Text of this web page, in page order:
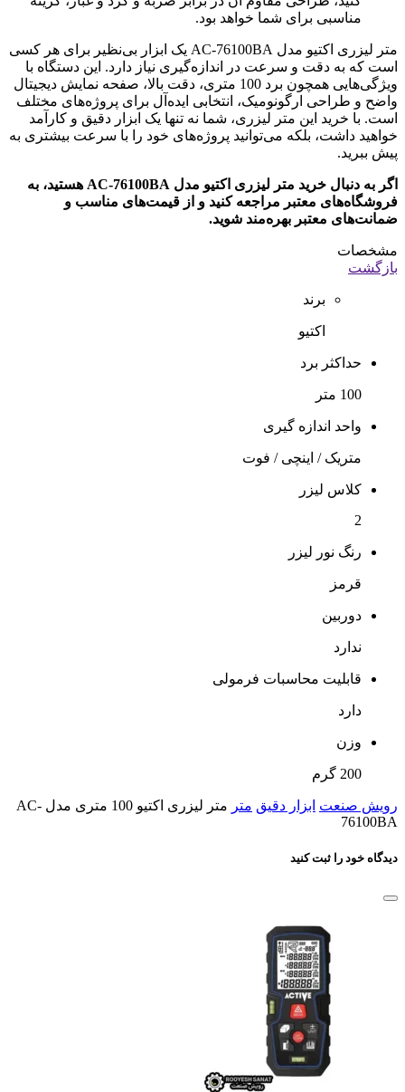
مناسبی برای شما خواهد بود.
متر لیزری اکتیو مدل AC-76100BA یک ابزار بی‌نظیر برای هر کسی
است که به دقت و سرعت در اندازه‌گیری نیاز دارد. این دستگاه با
ویژگی‌هایی همچون برد 100 متری، دقت بالا، صفحه نمایش دیجیتال
واضح و طراحی ارگونومیک، انتخابی ایده‌آل برای پروژه‌های مختلف
است. با خرید این متر لیزری، شما نه تنها یک ابزار دقیق و کارآمد
خواهید داشت، بلکه می‌توانید پروژه‌های خود را با سرعت بیشتری به
پیش ببرید.
اگر به دنبال خرید متر لیزری اکتیو مدل AC-76100BA هستید، به
فروشگاه‌های معتبر مراجعه کنید و از قیمت‌های مناسب و
ضمانت‌های معتبر بهره‌مند شوید.
مشخصات
بازگشت
برند
اکتیو
حداکثر برد
100 متر
واحد اندازه گیری
متریک / اینچی / فوت
کلاس لیزر
2
رنگ نور لیزر
قرمز
دوربین
ندارد
قابلیت محاسبات فرمولی
دارد
وزن
200 گرم
رویش صنعت ابزار دقیق متر
متر لیزری اکتیو 100 متری مدل AC-
76100BA
دیدگاه خود را ثبت کنید